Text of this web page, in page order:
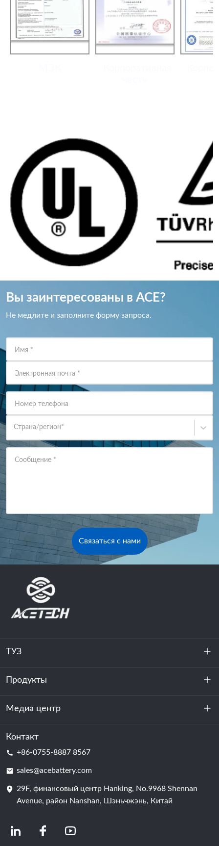
Вы заинтересованы в ACE?
Не медлите и заполните форму запроса.
Имя *
Электронная почта *
Номер телефона
Страна/регион*
Сообщение *
Связаться с нами
ТУЗ
О нас
устойчивость
Продукты
Хранение энергии
Центр обработки данных и серверная комната
Батарейная ячейка
Медиа центр
Новости
Контакт
+86-0755-8887 8567
sales@acebattery.com
29F, финансовый центр Hanking, No.9968 Shennan
Avenue, район Nanshan, Шэньчжэнь, Китай